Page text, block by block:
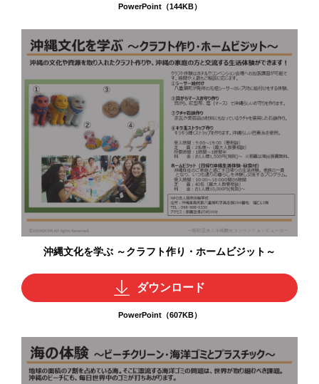
PowerPoint（144KB）
沖縄文化を学ぶ ～クラフト作り・ホームビジット～
ダウンロード
PowerPoint（607KB）